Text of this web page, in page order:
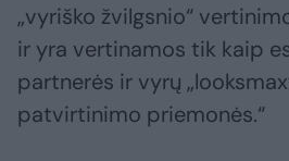
„vyriško žvilgsnio“
ir yra vertinamos tik kaip
partnerės ir vyrų
patvirtinimo priemonės.“